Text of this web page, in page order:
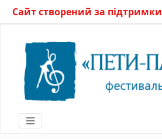
Сайт створений за підтримки